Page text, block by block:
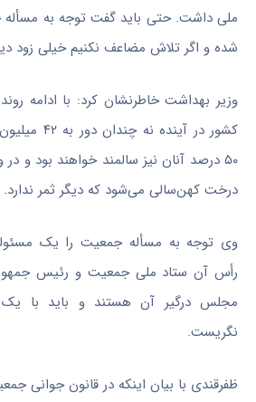
ملی داشت. حتی باید گفت توجه به مسأله
شده و اگر تلاش مضاعف نکنیم خیلی زود
وزیر بهداشت خاطرنشان کرد: با ادامه
کشور در
۵۰ درصد آنان نیز سالمند خواهند بود و
درخت کهن‌سالی می‌شود که دیگر ثمر ندارد.
وی توجه به مسأله جمعیت را یک
رأس آن ستاد ملی جمعیت و رئیس جمهور
مجلس درگیر آن هستند و باید با
نگریست.
ظفرقندی